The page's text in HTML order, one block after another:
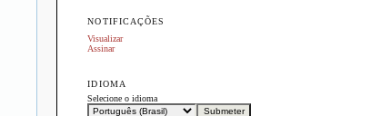
NOTIFICAÇÕES
Visualizar
Assinar
IDIOMA
Selecione o idioma